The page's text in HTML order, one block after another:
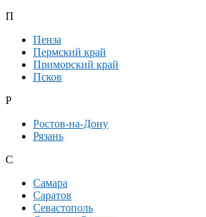
П
Пенза
Пермский край
Приморский край
Псков
Р
Ростов-на-Дону
Рязань
С
Самара
Саратов
Севастополь